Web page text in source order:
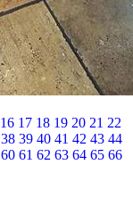
16 17 18 19 20 21 22
38 39 40 41 42 43 44
60 61 62 63 64 65 66